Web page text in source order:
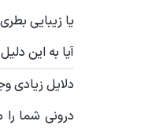
یا زیبایی
آیا به این
دلایل زیادی
درونی شما